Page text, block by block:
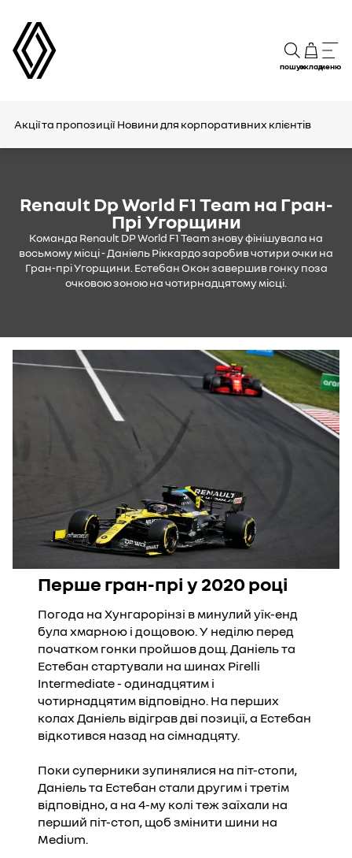
пошукскладменю
Акції та пропозиції Новини для корпоративних клієнтів
Renault Dp World F1 Team на Гран-
Прі Угорщини
Команда Renault DP World F1 Team знову фінішувала на
восьмому місці - Даніель Ріккардо заробив чотири очки на
Гран-прі Угорщини. Естебан Окон завершив гонку поза
очковою зоною на чотирнадцятому місці.
Перше гран-прі у 2020 році
Погода на Хунгарорінзі в минулий уїк-енд
була хмарною і дощовою. У неділю перед
початком гонки пройшов дощ. Даніель та
Естебан стартували на шинах Pirelli
Intermediate - одинадцятим і
чотирнадцятим відповідно. На перших
колах Даніель відіграв дві позиції, а Естебан
відкотився назад на сімнадцяту.
Поки суперники зупинялися на піт-стопи,
Даніель та Естебан стали другим і третім
відповідно, а на 4-му колі теж заїхали на
перший піт-стоп, щоб змінити шини на
Medium.